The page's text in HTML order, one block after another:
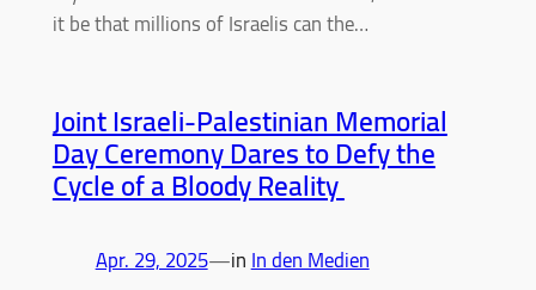
it be that millions of Israelis can the…
Joint Israeli-Palestinian Memorial
Day Ceremony Dares to Defy the
Cycle of a Bloody Reality
Apr. 29, 2025—inIn den Medien